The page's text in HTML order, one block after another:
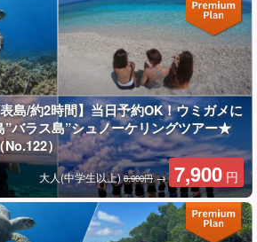
島/約2時間】当日予約OK！ウミガメに
バラス島”シュノーケリングツアー★
No.122）
大人(中学生以上)8,900円→ 7,900 円